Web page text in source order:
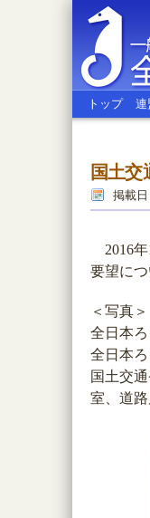
全
トップ 連
国土交
掲載
2016年
要望に
＜写真＞
全日本
全日本
国土交
室、道